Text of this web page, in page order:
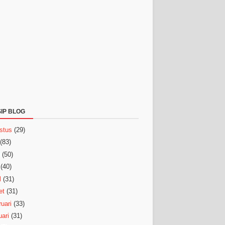
BLOG
(29)
(83)
(50)
(40)
(31)
(31)
(33)
(31)